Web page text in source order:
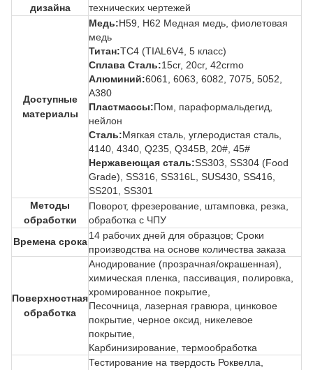
дизайна
технических чертежей
Доступные
материалы
Медь:H59, H62 Медная медь, фиолетовая
медь
Титан:TC4 (TIAL6V4, 5 класс)
Сплава Сталь:15cr, 20cr, 42crmo
Алюминий:6061, 6063, 6082, 7075, 5052,
A380
Пластмассы:Пом, параформальдегид,
нейлон
Сталь:Мягкая сталь, углеродистая сталь,
4140, 4340, Q235, Q345B, 20#, 45#
Нержавеющая сталь:SS303, SS304 (Food
Grade), SS316, SS316L, SUS430, SS416,
SS201, SS301
Методы
обработки
Поворот, фрезерование, штамповка, резка,
обработка с ЧПУ
Времена срока
14 рабочих дней для образцов; Сроки
производства на основе количества заказа
Поверхностная
обработка
Анодирование (прозрачная/окрашенная),
химическая пленка, пассивация, полировка,
хромированное покрытие,
Песочница, лазерная гравюра, цинковое
покрытие, черное оксид, никелевое
покрытие,
Карбинизирование, термообработка
Тестирование на твердость Роквелла,